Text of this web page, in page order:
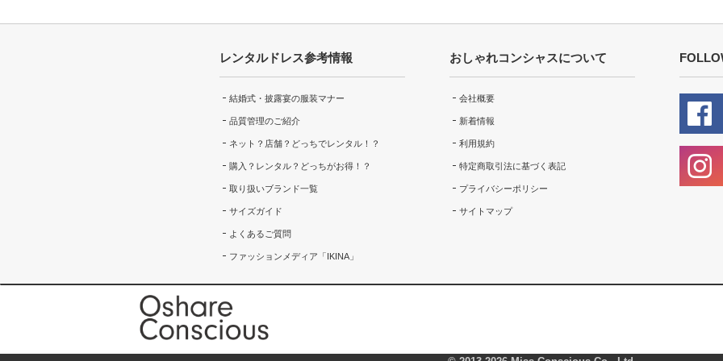
レンタルドレス参考情報
結婚式・披露宴の服装マナー
品質管理のご紹介
ネット？店舗？どっちでレンタル！？
購入？レンタル？どっちがお得！？
取り扱いブランド一覧
サイズガイド
よくあるご質問
ファッションメディア「IKINA」
おしゃれコンシャスについて
会社概要
新着情報
利用規約
特定商取引法に基づく表記
プライバシーポリシー
サイトマップ